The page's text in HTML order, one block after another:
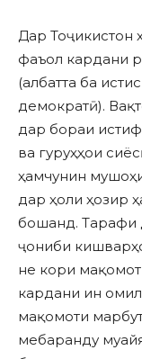
Дар Тоҷикистон
фаъол кардани
(албатта ба
демократӣ).
дар бораи
ва гуруҳҳои
ҳамчунин
дар ҳоли ҳозир
бошанд. Тарафи
ҷониби
не кори
кардани ин
мақомоти
мебаранду